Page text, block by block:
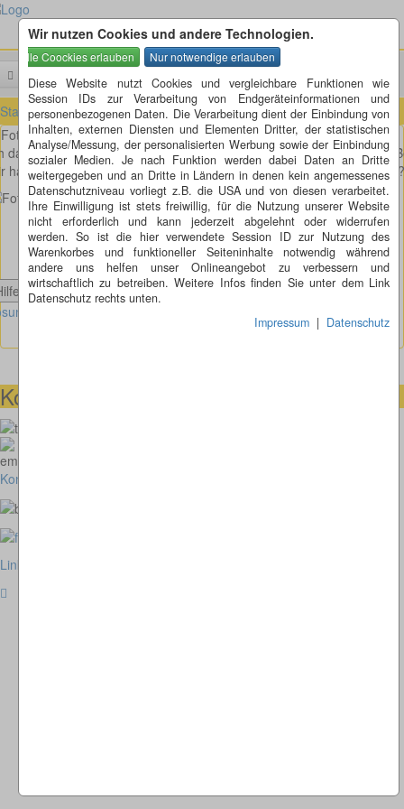
Wir nutzen Cookies und andere Technologien.
Diese Website nutzt Cookies und vergleichbare Funktionen wie
Session IDs zur Verarbeitung von Endgeräteinformationen und
personenbezogenen Daten. Die Verarbeitung dient der Einbindung von
Inhalten, externen Diensten und Elementen Dritter, der statistischen
Analyse/Messung, der personalisierten Werbung sowie der Einbindung
sozialer Medien. Je nach Funktion werden dabei Daten an Dritte
weitergegeben und an Dritte in Ländern in denen kein angemessenes
Datenschutzniveau vorliegt z.B. die USA und von diesen verarbeitet.
Ihre Einwilligung ist stets freiwillig, für die Nutzung unserer Website
nicht erforderlich und kann jederzeit abgelehnt oder widerrufen
werden. So ist die hier verwendete Session ID zur Nutzung des
Warenkorbes und funktioneller Seiteninhalte notwendig während
andere uns helfen unser Onlineangebot zu verbessern und
wirtschaftlich zu betreiben. Weitere Infos finden Sie unter dem Link
Datenschutz rechts unten.
Impressum | Datenschutz
Startseite » Fotorätsel » Fotorätsel 221 bis 230 » Fotorätsel 224
Fotorätsel 224
dachte immer, die Außerirdischen machen nur Kreise in Kornfelder.
haben sie auch welche ins Holzbrett gemacht. Oder was ist es sonst?
anzeigen
Fotorätsel 224 anzeigen
Kontaktmöglichkeiten
Kontakt
Link zur klassischen Website